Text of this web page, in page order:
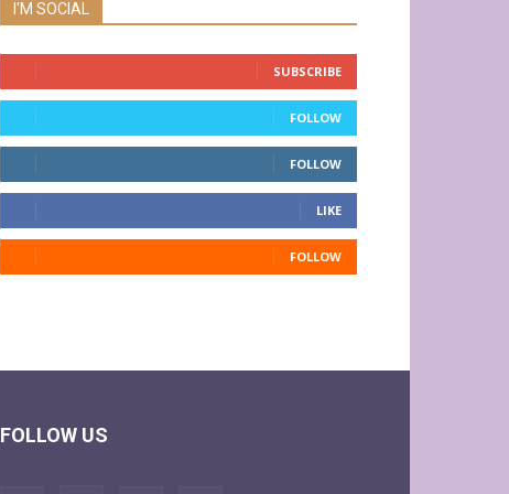
I'M SOCIAL
SUBSCRIBE
FOLLOW
FOLLOW
LIKE
FOLLOW
FOLLOW US